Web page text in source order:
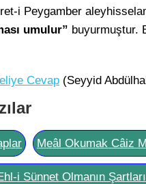
i Peygamber
umulur” buyurmuştur.
Cevap (Seyyid
Meâl Okumak Câiz
i Sünnet Olmanın